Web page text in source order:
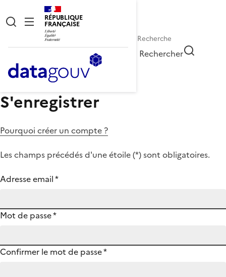
RÉPUBLIQUE
FRANÇAISE
Rechercher
S'enregistrer
Pourquoi créer un compte ?
Les champs précédés d'une étoile (*) sont obligatoires.
Adresse email*
Mot de passe*
Confirmer le mot de passe*